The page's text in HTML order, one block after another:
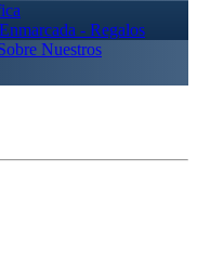
- Regalos
Nuestros